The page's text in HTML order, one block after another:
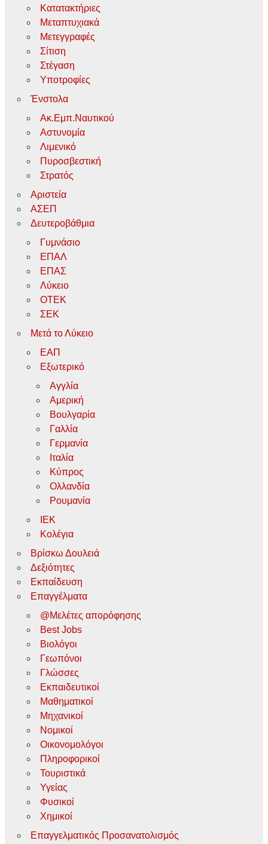
Κατατακτήριες
Μεταπτυχιακά
Μετεγγραφές
Σίτιση
Στέγαση
Υποτροφίες
Ένστολα
Ακ.Εμπ.Ναυτικού
Αστυνομία
Λιμενικό
Πυροσβεστική
Στρατός
Αριστεία
ΑΣΕΠ
Δευτεροβάθμια
Γυμνάσιο
ΕΠΑΛ
ΕΠΑΣ
Λύκειο
ΟΤΕΚ
ΣΕΚ
Μετά το Λύκειο
ΕΑΠ
Εξωτερικό
Αγγλία
Αμερική
Βουλγαρία
Γαλλία
Γερμανία
Ιταλία
Κύπρος
Ολλανδία
Ρουμανία
ΙΕΚ
Κολέγια
Βρίσκω Δουλειά
Δεξιότητες
Εκπαίδευση
Επαγγέλματα
@Μελέτες απορόφησης
Best Jobs
Βιολόγοι
Γεωπόνοι
Γλώσσες
Εκπαιδευτικοί
Μαθηματικοί
Μηχανικοί
Νομικοί
Οικονομολόγοι
Πληροφορικοί
Τουριστικά
Υγείας
Φυσικοί
Χημικοί
Επαγγελματικός Προσανατολισμός